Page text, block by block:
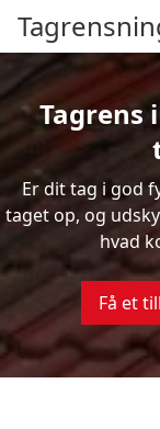
Tagrens
Er dit tag i god
taget op, og
hvad
Få et